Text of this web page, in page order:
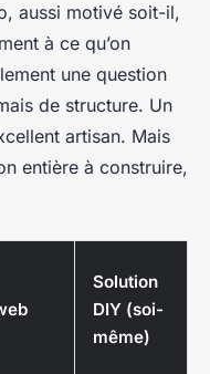
aussi motivé soit-il,
à ce qu’on
une question
de structure. Un
artisan. Mais
entière à construire,
Solution
DIY (soi-
même)